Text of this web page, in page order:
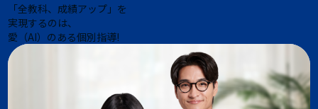
「全教科、成績アップ」を
実現するのは、
愛（AI）のある個別指導!